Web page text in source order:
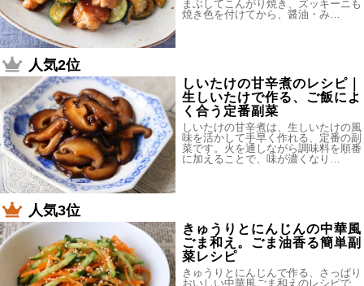
まぶしてこんがり焼き、ズッキーニも
焼き色を付けてから、醤油・み…
人気2位
しいたけの甘辛煮のレシピ｜
生しいたけで作る、ご飯によ
く合う定番副菜
しいたけの甘辛煮は、生しいたけの風
味を活かして手早く作れる、定番の副
菜です。火を通しながら調味料を順番
に加えることで、味が濃くなり…
人気3位
きゅうりとにんじんの中華風
ごま和え。ごま油香る簡単副
菜レシピ
きゅうりとにんじんで作る、さっぱり
おいしい中華風ごま和えのレシピで